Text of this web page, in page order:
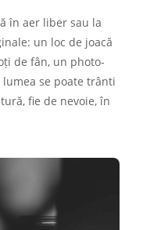
în aer liber sau la
un loc de joacă
de fân, un photo-
se poate trânti
fie de nevoie, în